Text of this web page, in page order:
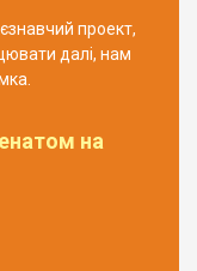
проект,
далі, нам
на